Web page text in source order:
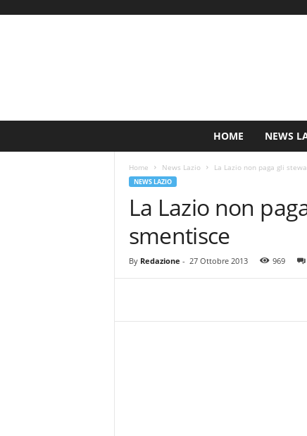
HOME NEWS
Home News Lazio La Lazio non paga gli
NEWS LAZIO
La Lazio non
smentisce
By Redazione - 27 Ottobre 2013 969